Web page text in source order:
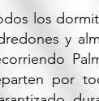
los
y
por